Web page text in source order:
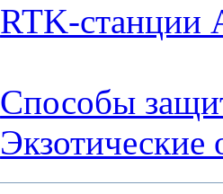
RTK-станции
Способы